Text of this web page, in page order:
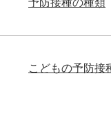
予防接種の種類
こどもの予防接